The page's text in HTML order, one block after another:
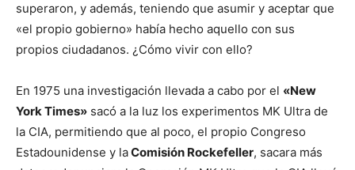
superaron, y además, teniendo que asumir y aceptar que
«el propio gobierno» había hecho aquello con sus
propios ciudadanos. ¿Cómo vivir con ello?
En 1975 una investigación llevada a cabo por el «New
York Times» sacó a la luz los experimentos MK Ultra de
la CIA, permitiendo que al poco, el propio Congreso
Estadounidense y laComisión Rockefeller, sacara más